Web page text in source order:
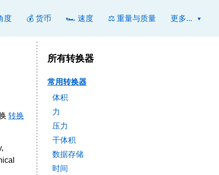
度 💰 货币 🏎️ 速度 ⚖️ 重量与质量 更多...
转换
所有转换器
常用转换器
体积
力
压力
干体积
数据存储
时间